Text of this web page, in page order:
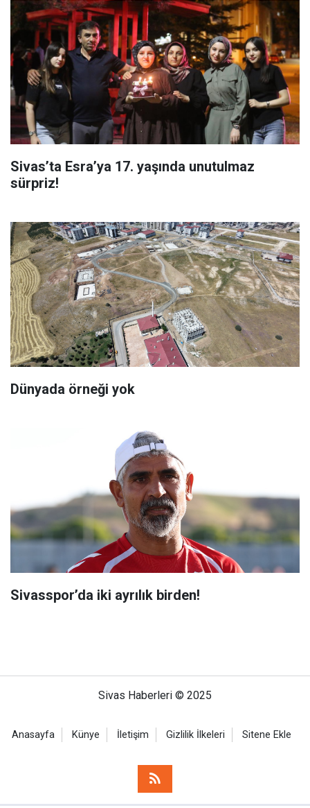
Sivas’ta Esra’ya 17. yaşında unutulmaz
sürpriz!
Dünyada örneği yok
Sivasspor’da iki ayrılık birden!
Sivas Haberleri © 2025
Anasayfa Künye İletişim Gizlilik İlkeleri Sitene Ekle